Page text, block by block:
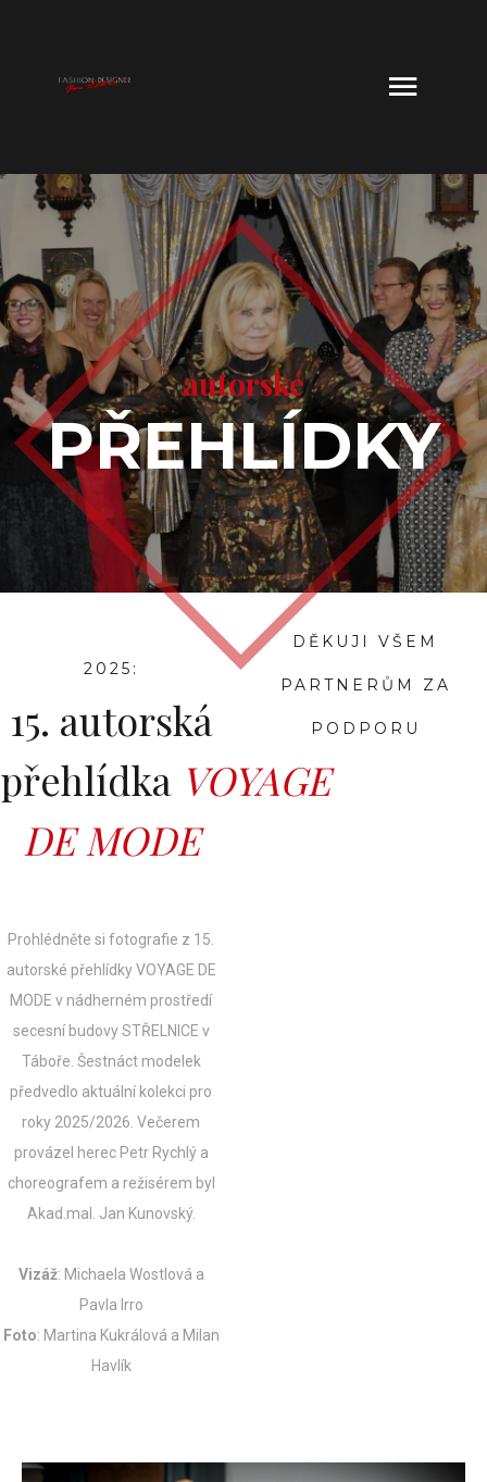
autorské
PŘEHLÍDKY
2025:
15. autorská
přehlídka VOYAGE
DE MODE
Prohlédněte si fotografie z 15.
autorské přehlídky VOYAGE DE
MODE v nádherném prostředí
secesní budovy STŘELNICE v
Táboře. Šestnáct modelek
předvedlo aktuální kolekci pro
roky 2025/2026. Večerem
provázel herec Petr Rychlý a
choreografem a režisérem byl
Akad.mal. Jan Kunovský.
Vizáž: Michaela Wostlová a
Pavla Irro
Foto: Martina Kukrálová a Milan
Havlík
DĚKUJI VŠEM
PARTNERŮM ZA
PODPORU